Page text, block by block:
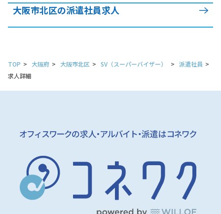
大阪市北区の派遣社員求人
TOP 大阪府 大阪市北区 SV（スーパーバイザー）
派遣社員
求人詳細